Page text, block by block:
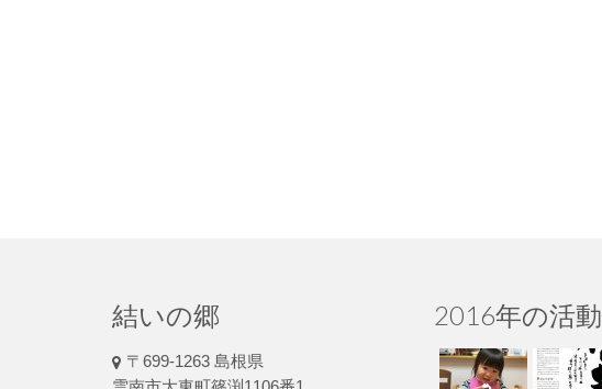
結いの郷
〒699-1263 島根県
2016年の活動